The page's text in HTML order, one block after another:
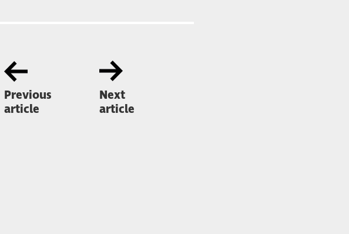
Previous
article
Next
article